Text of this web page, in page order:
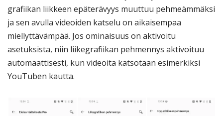
grafiikan liikkeen epäterävyys muuttuu pehmeämmäksi
ja sen avulla videoiden katselu on aikaisempaa
miellyttävämpää. Jos ominaisuus on aktivoitu
asetuksista, niin liikegrafiikan pehmennys aktivoituu
automaattisesti, kun videoita katsotaan esimerkiksi
YouTuben kautta.